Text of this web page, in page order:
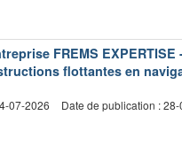
FREMS EXPERTISE
flottantes en
07-2026 Date de publication :